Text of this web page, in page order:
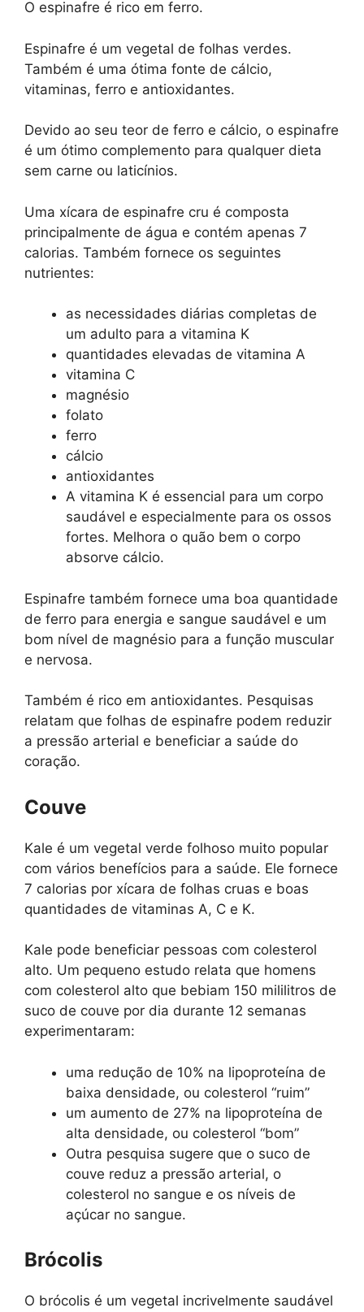
O espinafre é rico em ferro.
Espinafre é um vegetal de folhas verdes.
Também é uma ótima fonte de cálcio,
vitaminas, ferro e antioxidantes.
Devido ao seu teor de ferro e cálcio, o espinafre
é um ótimo complemento para qualquer dieta
sem carne ou laticínios.
Uma xícara de espinafre cru é composta
principalmente de água e contém apenas 7
calorias. Também fornece os seguintes
nutrientes:
as necessidades diárias completas de
um adulto para a vitamina K
quantidades elevadas de vitamina A
vitamina C
magnésio
folato
ferro
cálcio
antioxidantes
A vitamina K é essencial para um corpo
saudável e especialmente para os ossos
fortes. Melhora o quão bem o corpo
absorve cálcio.
Espinafre também fornece uma boa quantidade
de ferro para energia e sangue saudável e um
bom nível de magnésio para a função muscular
e nervosa.
Também é rico em antioxidantes. Pesquisas
relatam que folhas de espinafre podem reduzir
a pressão arterial e beneficiar a saúde do
coração.
Couve
Kale é um vegetal verde folhoso muito popular
com vários benefícios para a saúde. Ele fornece
7 calorias por xícara de folhas cruas e boas
quantidades de vitaminas A, C e K.
Kale pode beneficiar pessoas com colesterol
alto. Um pequeno estudo relata que homens
com colesterol alto que bebiam 150 mililitros de
suco de couve por dia durante 12 semanas
experimentaram:
uma redução de 10% na lipoproteína de
baixa densidade, ou colesterol “ruim”
um aumento de 27% na lipoproteína de
alta densidade, ou colesterol “bom”
Outra pesquisa sugere que o suco de
couve reduz a pressão arterial, o
colesterol no sangue e os níveis de
açúcar no sangue.
Brócolis
O brócolis é um vegetal incrivelmente saudável